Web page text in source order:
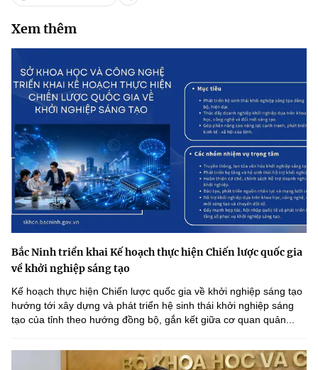
Xem thêm
Bắc Ninh triển khai Kế hoạch thực hiện Chiến lược quốc gia
về khởi nghiệp sáng tạo
Kế hoạch thực hiện Chiến lược quốc gia về khởi nghiệp sáng tạo
hướng tới xây dựng và phát triển hệ sinh thái khởi nghiệp sáng
tạo của tỉnh theo hướng đồng bộ, gắn kết giữa cơ quan quản...